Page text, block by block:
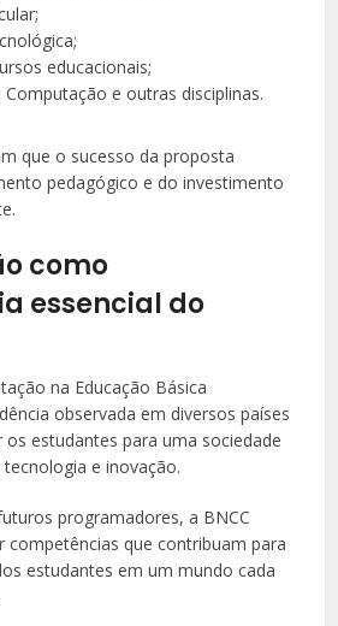
educacionais;
e outras disciplinas.
que o sucesso da proposta
pedagógico e do investimento
como
essencial do
na Educação Básica
observada em diversos países
os estudantes para uma sociedade
e inovação.
programadores, a BNCC
competências que contribuam para
estudantes em um mundo cada